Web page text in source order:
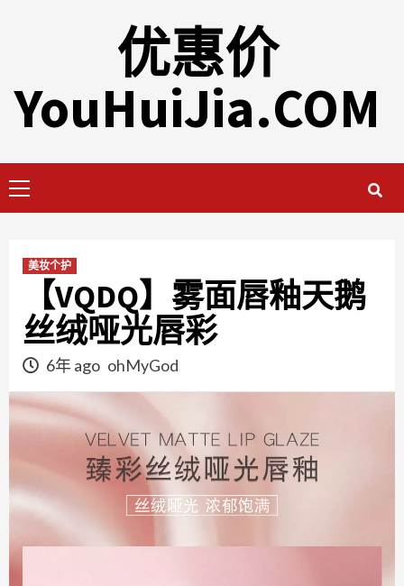
优惠价
YouHuiJia.COM
Menu
美妆个护
【VQDQ】雾面唇釉天鹅
丝绒哑光唇彩
6年 ago ohMyGod